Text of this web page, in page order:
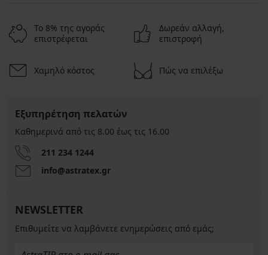
Το 8% της αγοράς
επιστρέφεται
Δωρεάν αλλαγή,
επιστροφή
Χαμηλό κόστος Πώς να επιλέξω
Εξυπηρέτηση πελατών
Καθημερινά από τις 8.00 έως τις 16.00
211 234 1244
info@astratex.gr
NEWSLETTER
Επιθυμείτε να λαμβάνετε ενημερώσεις από εμάς;